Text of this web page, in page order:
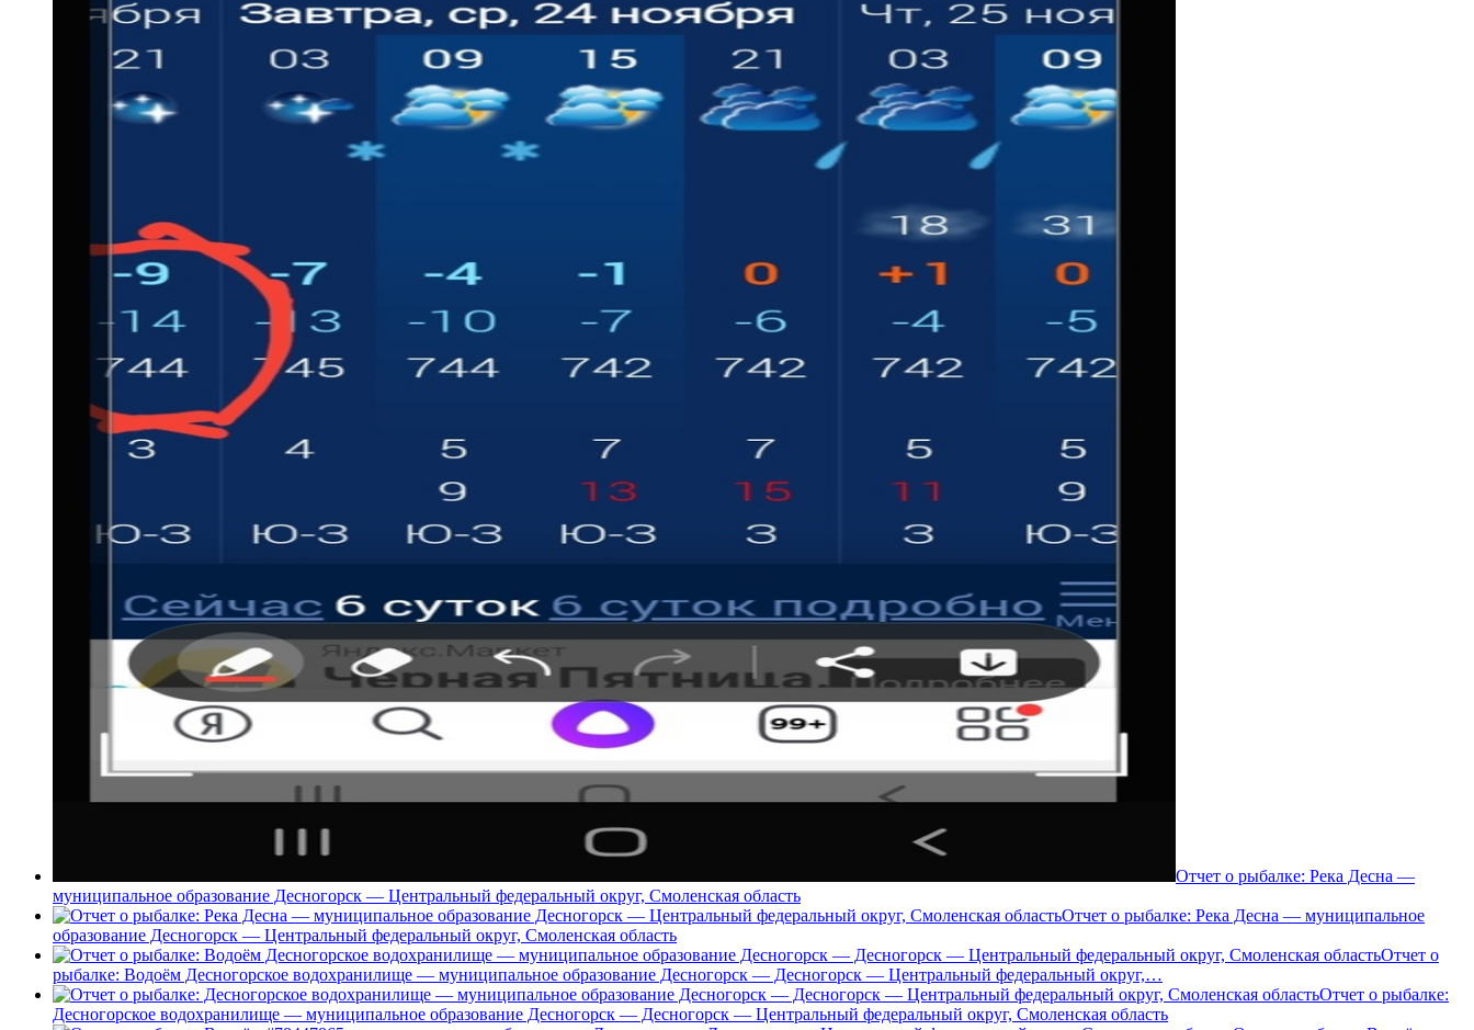
Отчет о рыбалке: Река Десна —
муниципальное образование Десногорск — Центральный федеральный округ, Смоленская область
Отчет о рыбалке: Река Десна — муниципальное
образование Десногорск — Центральный федеральный округ, Смоленская область
Отчет о
рыбалке: Водоём Десногорское водохранилище — муниципальное образование Десногорск — Десногорск — Центральный федеральный округ,…
Отчет о рыбалке:
Десногорское водохранилище — муниципальное образование Десногорск — Десногорск — Центральный федеральный округ, Смоленская область